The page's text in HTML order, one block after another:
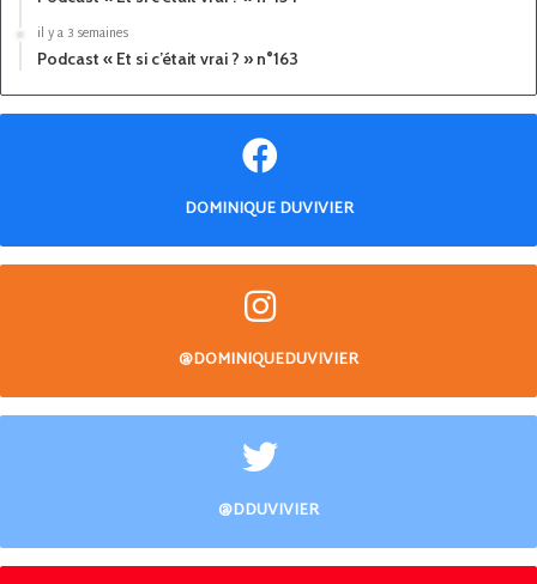
il y a 3 semaines
Podcast « Et si c’était vrai ? » n°163
DOMINIQUE DUVIVIER
@DOMINIQUEDUVIVIER
@DDUVIVIER